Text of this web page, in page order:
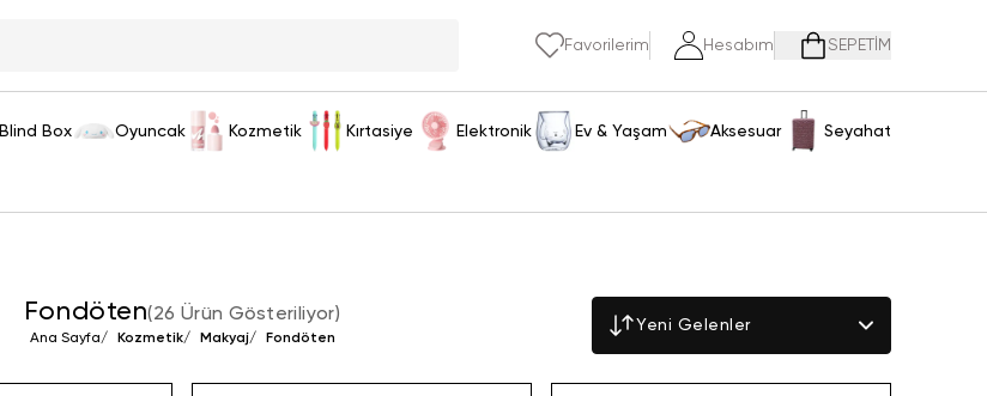
Favorilerim Hesabım SEPETİM
Blind Box Oyuncak Kozmetik Kırtasiye Elektronik Ev & Yaşam Aksesuar Seyahat
Fondöten(26 Ürün Gösteriliyor)
Ana Sayfa/ Kozmetik/ Makyaj/ Fondöten
Yeni Gelenler